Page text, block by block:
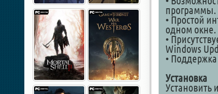
программы.
• Простой
одном окне.
•
Windows
•
Установка
Установить